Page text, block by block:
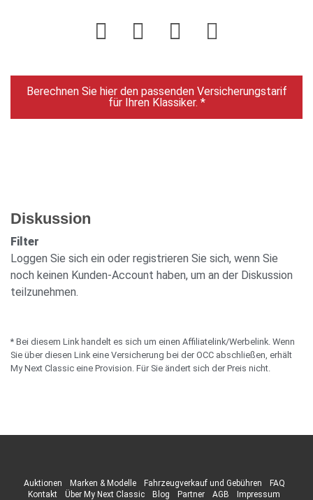
Berechnen Sie hier den passenden Versicherungstarif
für Ihren Klassiker. *
Diskussion
Filter
Loggen Sie sich ein oder registrieren Sie sich, wenn Sie
noch keinen Kunden-Account haben, um an der Diskussion
teilzunehmen.
* Bei diesem Link handelt es sich um einen Affiliatelink/Werbelink. Wenn
Sie über diesen Link eine Versicherung bei der OCC abschließen, erhält
My Next Classic eine Provision. Für Sie ändert sich der Preis nicht.
Auktionen Marken & Modelle Fahrzeugverkauf und Gebühren
FAQ
Kontakt
Über My Next Classic Blog Partner AGB Impressum